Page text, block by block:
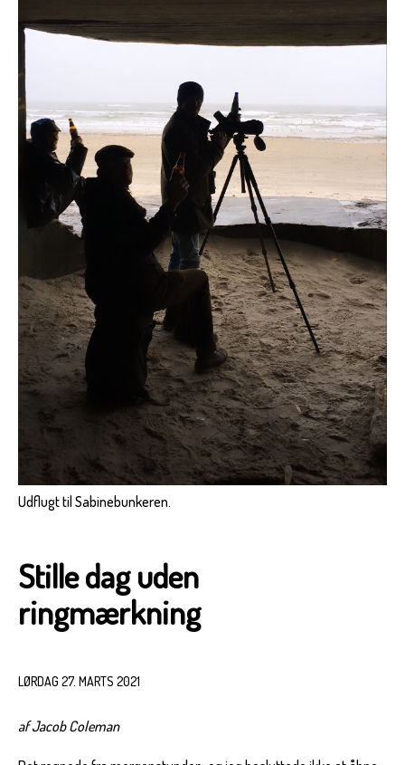
Udflugt til Sabinebunkeren.
Stille dag uden
ringmærkning
LØRDAG 27. MARTS 2021
af Jacob Coleman